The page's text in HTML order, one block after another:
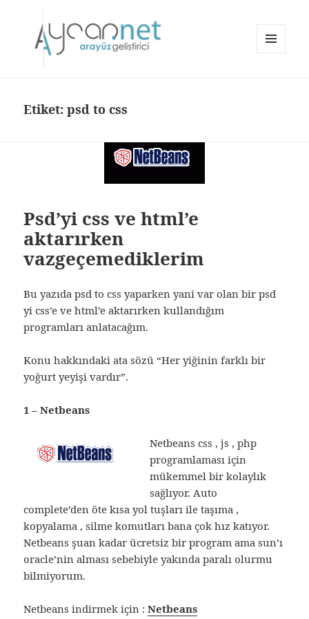
Etiket:psd to css
Psd’yi css ve html’e
aktarırken
vazgeçemediklerim
Bu yazıda psd to css yaparken yani var olan bir psd
yi css’e ve html’e aktarırken kullandığım
programları anlatacağım.
Konu hakkındaki ata sözü “Her yiğinin farklı bir
yoğurt yeyişi vardır”.
1 – Netbeans
Netbeans css , js , php
programlaması için
mükemmel bir kolaylık
sağlıyor. Auto
complete’den öte kısa yol tuşları ile taşıma ,
kopyalama , silme komutları bana çok hız katıyor.
Netbeans şuan kadar ücretsiz bir program ama sun’ı
oracle’nin alması sebebiyle yakında paralı olurmu
bilmiyorum.
Netbeans indirmek için :Netbeans